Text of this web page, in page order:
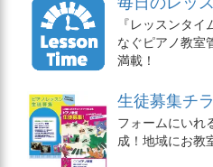
『レッスンタ
なぐピアノ教室
満載！
生徒募集チ
フォームにいれ
成！地域にお教